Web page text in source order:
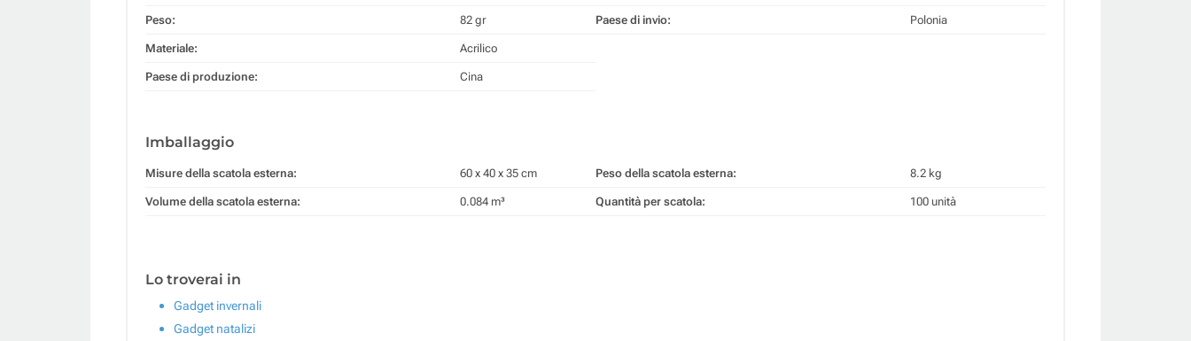
Peso: 82 gr
Materiale: Acrilico
Paese di produzione: Cina
Paese di invio: Polonia
Imballaggio
Misure della scatola esterna: 60 x 40 x 35 cm
Volume della scatola esterna: 0.084 m³
Peso della scatola esterna: 8.2 kg
Quantità per scatola: 100 unità
Lo troverai in
Gadget invernali
Gadget natalizi